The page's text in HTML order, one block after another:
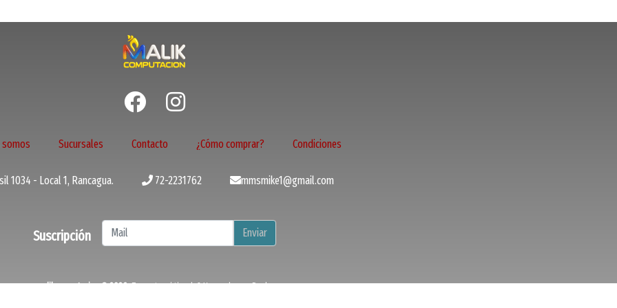
somos Sucursales Contacto ¿Cómo comprar? Condiciones
1034 - Local 1, Rancagua. 72-2231762 mmsmike1@gmail.com
Suscripción Enviar
malikcomputacion © 2026¿Te gusta mi tienda? Yo vendo conBsale